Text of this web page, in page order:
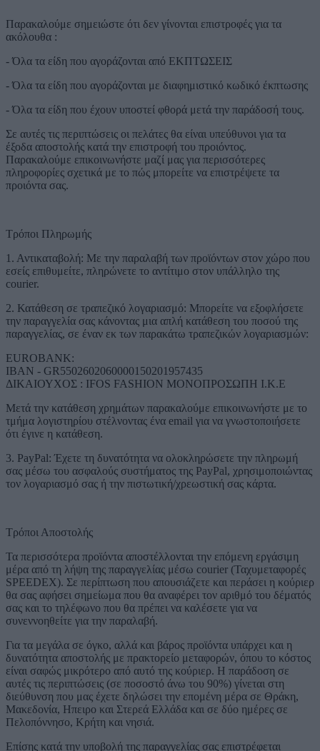
Παρακαλούμε σημειώστε ότι δεν γίνονται επιστροφές για τα
ακόλουθα :
- Όλα τα είδη που αγοράζονται από ΕΚΠΤΩΣΕΙΣ
- Όλα τα είδη που αγοράζονται με διαφημιστικό κωδικό έκπτωσης
- Όλα τα είδη που έχουν υποστεί φθορά μετά την παράδοσή τους.
Σε αυτές τις περιπτώσεις οι πελάτες θα είναι υπεύθυνοι για τα
έξοδα αποστολής κατά την επιστροφή του προιόντος.
Παρακαλούμε επικοινωνήστε μαζί μας για περισσότερες
πληροφορίες σχετικά με το πώς μπορείτε να επιστρέψετε τα
προιόντα σας.
Τρόποι Πληρωμής
1. Αντικαταβολή: Με την παραλαβή των προϊόντων στον χώρο που
εσείς επιθυμείτε, πληρώνετε το αντίτιμο στον υπάλληλο της
courier.
2. Κατάθεση σε τραπεζικό λογαριασμό: Μπορείτε να εξοφλήσετε
την παραγγελία σας κάνοντας μια απλή κατάθεση του ποσού της
παραγγελίας, σε έναν εκ των παρακάτω τραπεζικών λογαριασμών:
EUROBANK:
IBAN - GR5502602060000150201957435
ΔΙΚΑΙΟΥΧΟΣ : IFOS FASHION ΜΟΝΟΠΡΟΣΩΠΗ Ι.Κ.Ε
Μετά την κατάθεση χρημάτων παρακαλούμε επικοινωνήστε με το
τμήμα λογιστηρίου στέλνοντας ένα email για να γνωστοποιήσετε
ότι έγινε η κατάθεση.
3. PayPal: Έχετε τη δυνατότητα να ολοκληρώσετε την πληρωμή
σας μέσω του ασφαλούς συστήματος της PayPal, χρησιμοποιώντας
τον λογαριασμό σας ή την πιστωτική/χρεωστική σας κάρτα.
Τρόποι Αποστολής
Τα περισσότερα προϊόντα αποστέλλονται την επόμενη εργάσιμη
μέρα από τη λήψη της παραγγελίας μέσω courier (Ταχυμεταφορές
SPEEDEX). Σε περίπτωση που απουσιάζετε και περάσει η κούριερ
θα σας αφήσει σημείωμα που θα αναφέρει τον αριθμό του δέματός
σας και το τηλέφωνο που θα πρέπει να καλέσετε για να
συνεννοηθείτε για την παραλαβή.
Για τα μεγάλα σε όγκο, αλλά και βάρος προϊόντα υπάρχει και η
δυνατότητα αποστολής με πρακτορείο μεταφορών, όπου το κόστος
είναι σαφώς μικρότερο από αυτό της κούριερ. Η παράδοση σε
αυτές τις περιπτώσεις (σε ποσοστό άνω του 90%) γίνεται στη
διεύθυνση που μας έχετε δηλώσει την επομένη μέρα σε Θράκη,
Μακεδονία, Ηπειρο και Στερεά Ελλάδα και σε δύο ημέρες σε
Πελοπόννησο, Κρήτη και νησιά.
Επίσης κατά την υποβολή της παραγγελίας σας επιστρέφεται